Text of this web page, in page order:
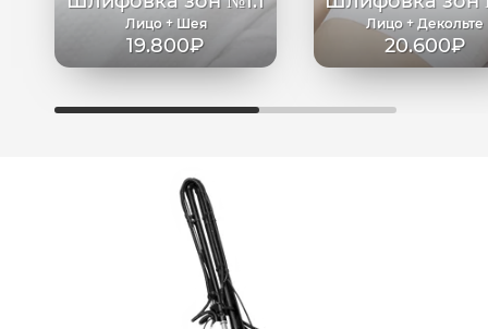
Лицо + Шея
19.800₽
Лицо + Декольте
20.600₽